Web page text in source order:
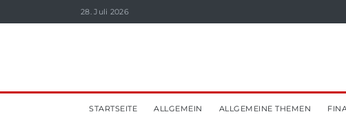
28. Juli 2026
STARTSEITE ALLGEMEIN ALLGEMEINE THEMEN